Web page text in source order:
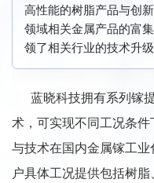
高性能的树脂产品与创
领域相关金属产品的富
领了相关行业的技术升级
蓝晓科技拥有系列镓
术，可实现不同工况条
与技术在国内金属镓工
户具体工况提供包括树